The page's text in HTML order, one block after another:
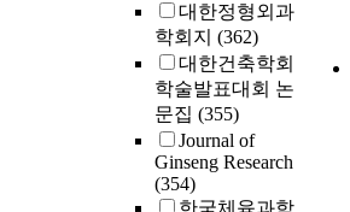
대한정형외과
학회지 (362)
대한건축학회
학술발표대회 논
문집 (355)
Journal of
Ginseng Research
(354)